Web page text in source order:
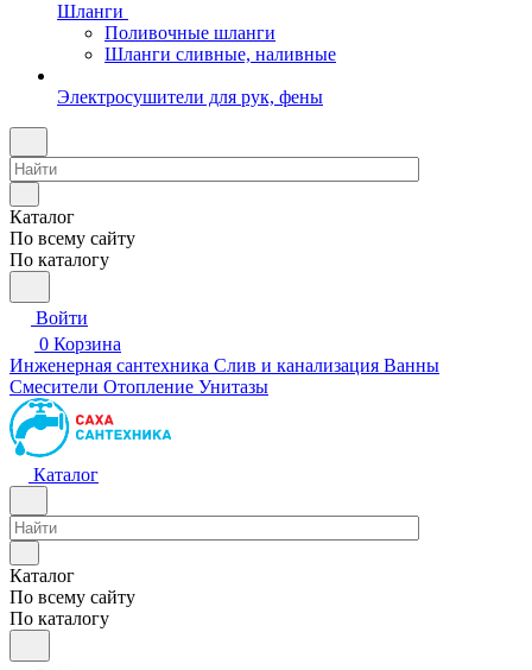
Шланги
Поливочные шланги
Шланги сливные, наливные
Электросушители для рук, фены
Каталог
По всему сайту
По каталогу
Войти
0 Корзина
Инженерная сантехника Слив и канализация Ванны
Смесители Отопление Унитазы
Каталог
Каталог
По всему сайту
По каталогу